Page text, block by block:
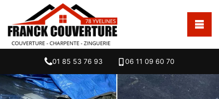
01 85 53 76 93 06 11 09 60 70